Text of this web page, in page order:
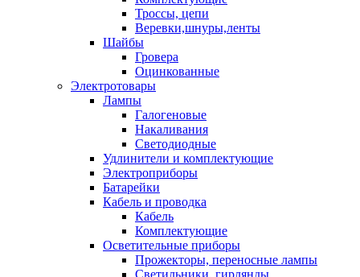
Троссы, цепи
Веревки,шнуры,ленты
Шайбы
Гровера
Оцинкованные
Электротовары
Лампы
Галогеновые
Накаливания
Светодиодные
Удлинители и комплектующие
Электроприборы
Батарейки
Кабель и проводка
Кабель
Комплектующие
Осветительные приборы
Прожекторы, переносные лампы
Светильники, гирлянды